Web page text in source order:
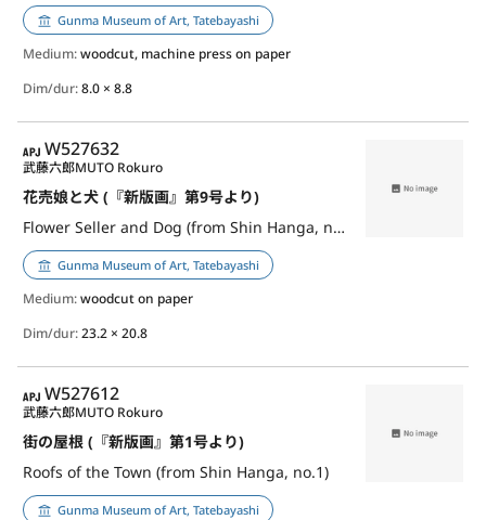
Gunma Museum of Art, Tatebayashi
Medium:woodcut, machine press on paper
Dim/dur:8.0 × 8.8
APJ
W527632
花売娘と犬 (『新版画』第9号より)
Flower Seller and Dog (from Shin Hanga, no.9)
武藤六郎MUTO Rokuro
Gunma Museum of Art, Tatebayashi
Medium:woodcut on paper
Dim/dur:23.2 × 20.8
APJ
W527612
街の屋根 (『新版画』第1号より)
Roofs of the Town (from Shin Hanga, no.1)
武藤六郎MUTO Rokuro
Gunma Museum of Art, Tatebayashi